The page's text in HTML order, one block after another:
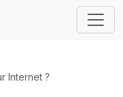
Internet ?